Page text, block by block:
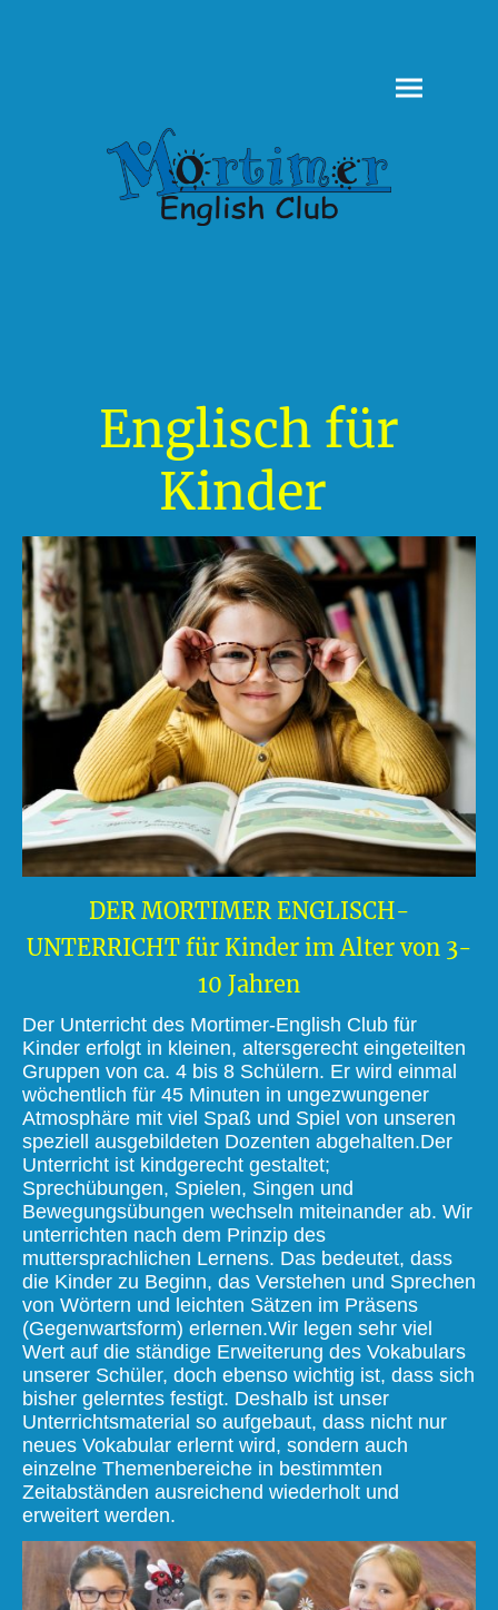
Englisch für
Kinder
DER MORTIMER ENGLISCH-
UNTERRICHT für Kinder im Alter von 3-
10 Jahren
Der Unterricht des Mortimer-English Club für
Kinder erfolgt in kleinen, altersgerecht eingeteilten
Gruppen von ca. 4 bis 8 Schülern. Er wird einmal
wöchentlich für 45 Minuten in ungezwungener
Atmosphäre mit viel Spaß und Spiel von unseren
speziell ausgebildeten Dozenten abgehalten.Der
Unterricht ist kindgerecht gestaltet;
Sprechübungen, Spielen, Singen und
Bewegungsübungen wechseln miteinander ab. Wir
unterrichten nach dem Prinzip des
muttersprachlichen Lernens. Das bedeutet, dass
die Kinder zu Beginn, das Verstehen und Sprechen
von Wörtern und leichten Sätzen im Präsens
(Gegenwartsform) erlernen.Wir legen sehr viel
Wert auf die ständige Erweiterung des Vokabulars
unserer Schüler, doch ebenso wichtig ist, dass sich
bisher gelerntes festigt. Deshalb ist unser
Unterrichtsmaterial so aufgebaut, dass nicht nur
neues Vokabular erlernt wird, sondern auch
einzelne Themenbereiche in bestimmten
Zeitabständen ausreichend wiederholt und
erweitert werden.